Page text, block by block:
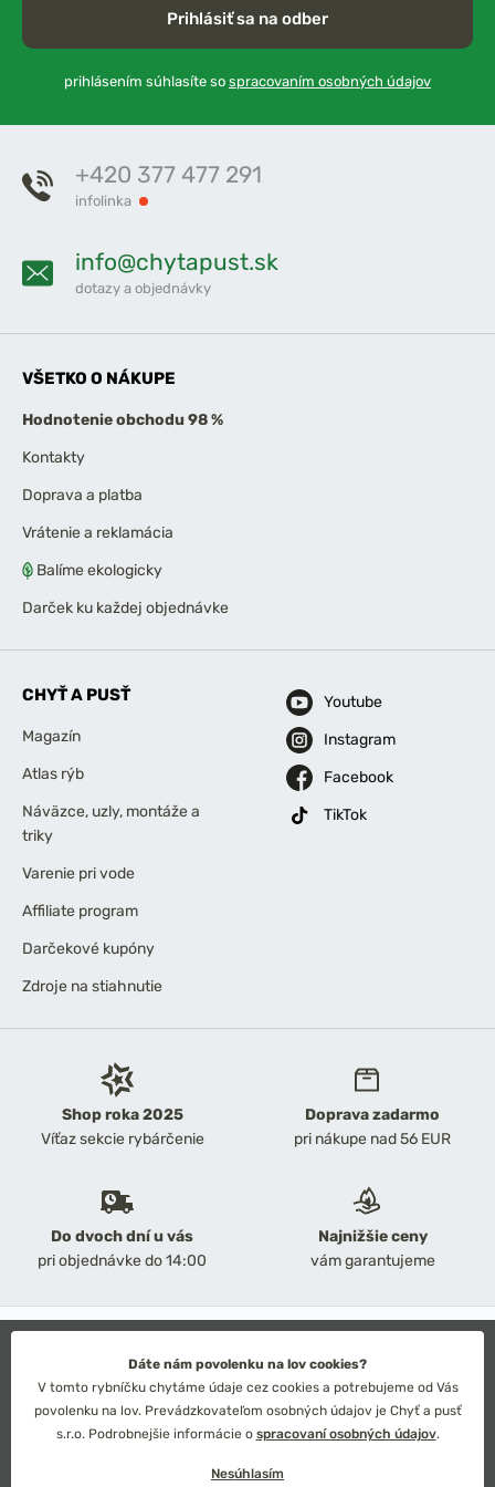
Prihlásiť sa na odber
prihlásením súhlasíte so spracovaním osobných údajov
Shop roka 2025
Víťaz sekcie rybárčenie
Doprava zadarmo
pri nákupe nad 56 EUR
Do dvoch dní u vás
pri objednávke do 14:00
Najnižšie ceny
vám garantujeme
+420 377 477 291
infolinka
info@chytapust.sk
dotazy a objednávky
VŠETKO O NÁKUPE
Hodnotenie obchodu 98 %
Kontakty
Doprava a platba
Vrátenie a reklamácia
Balíme ekologicky
Darček ku každej objednávke
CHYŤ A PUSŤ
Magazín
Atlas rýb
Náväzce, uzly, montáže a
triky
Varenie pri vode
Affiliate program
Darčekové kupóny
Zdroje na stiahnutie
Youtube
Instagram
Facebook
TikTok
Obchodné podmienky
Ochrana osobných údajov
Technické riešenie: Simplia s.r.o.
Strategický dizajn: Petr Široký
Dáte nám povolenku na lov cookies?
V tomto rybníčku chytáme údaje cez cookies a potrebujeme od Vás
povolenku na lov. Prevádzkovateľom osobných údajov je Chyť a pusť
s.r.o. Podrobnejšie informácie o spracovaní osobných údajov.
Nesúhlasím